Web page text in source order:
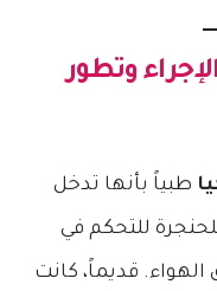
وتطور
طبياً بأنها تدخل
للتحكم في
قديماً، كانت